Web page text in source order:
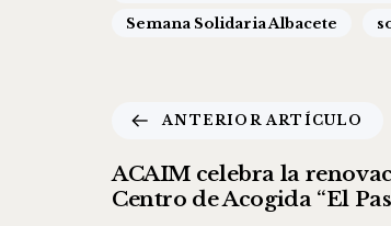
Semana Solidaria Albacete
ANTERIOR ARTÍCULO
ACAIM celebra la
Centro de Acogida “El